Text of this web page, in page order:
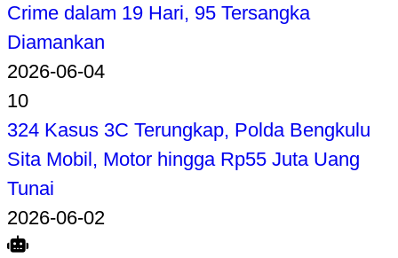
Crime dalam 19 Hari, 95 Tersangka
Diamankan
2026-06-04
10
324 Kasus 3C Terungkap, Polda Bengkulu
Sita Mobil, Motor hingga Rp55 Juta Uang
Tunai
2026-06-02